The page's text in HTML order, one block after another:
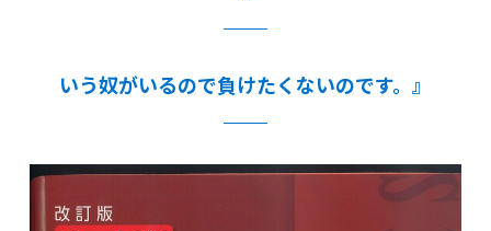
いう奴がいるので負けたくないのです。』